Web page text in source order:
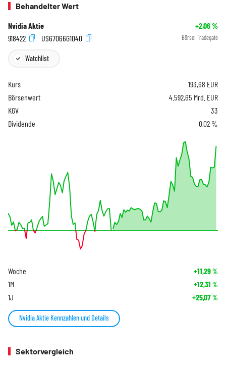
Behandelter Wert
Nvidia Aktie +2,06%
918422
US67066G1040 Börse: Tradegate
Watchlist
Kurs 193,68 EUR
Börsenwert
4.592,65 Mrd. EUR
KGV
33
Dividende
0,02 %
Woche +11,29%
1M +12,31 %
1J +25,07%
Nvidia Aktie Kennzahlen und Details
Sektorvergleich